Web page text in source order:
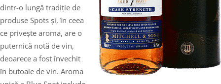
dintr-o lungă tradiție de
produse Spots și, în ceea
ce privește aroma, are o
puternică notă de vin,
deoarece a fost învechit
în butoaie de vin. Aroma